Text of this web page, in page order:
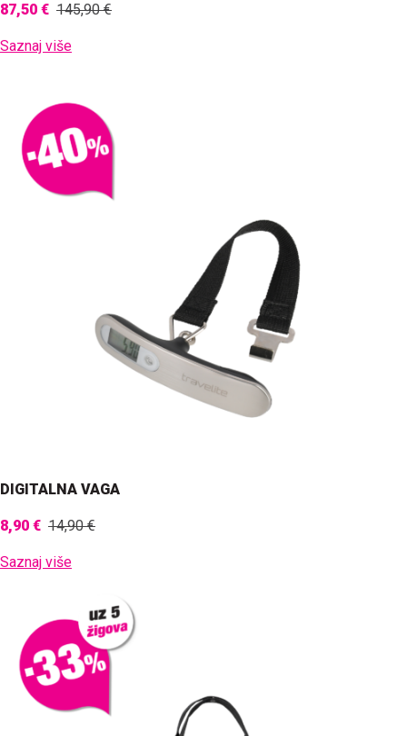
87,50 € 145,90 €
Saznaj više
DIGITALNA VAGA
8,90 € 14,90 €
Saznaj više